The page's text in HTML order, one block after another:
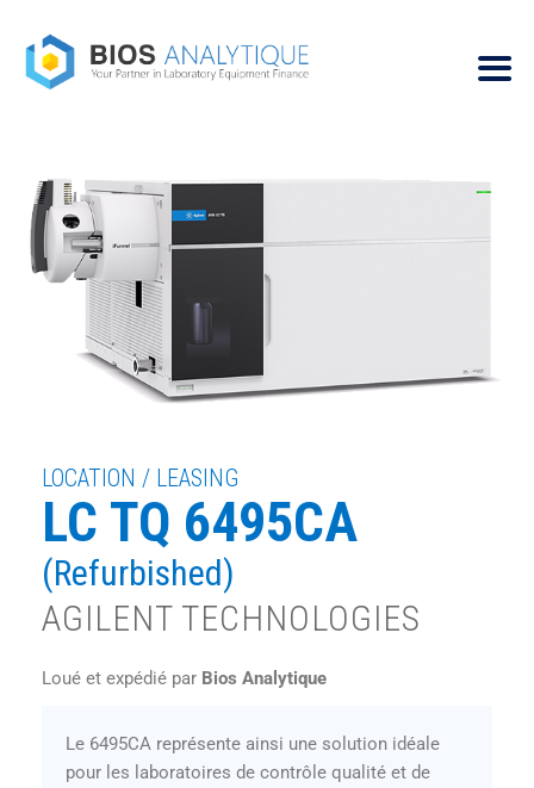
LOCATION / LEASING
LC TQ 6495CA
(Refurbished)
AGILENT TECHNOLOGIES
Loué et expédié par Bios Analytique
Le 6495CA représente ainsi une solution idéale
pour les laboratoires de contrôle qualité et de